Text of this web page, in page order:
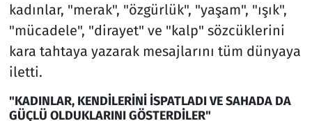
kadınlar, "merak", "özgürlük", "yaşam", "ışık",
"mücadele", "dirayet" ve "kalp" sözcüklerini
kara tahtaya yazarak mesajlarını tüm dünyaya
iletti.
"KADINLAR, KENDİLERİNİ İSPATLADI VE SAHADA DA
GÜÇLÜ OLDUKLARINI GÖSTERDİLER"